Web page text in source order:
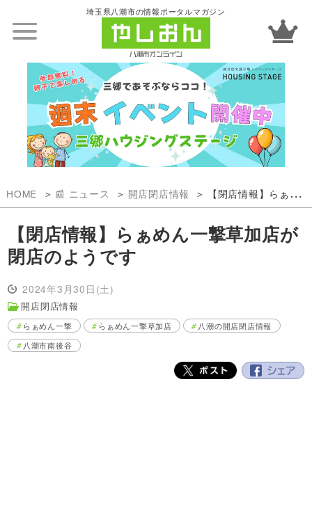
埼玉県八潮市の情報ポータルマガジン
HOME 📰 ニュース 開店閉店情報 【閉店情報】らぁめん一撃草加店が閉店のようです
【閉店情報】らぁめん一撃草加店が
閉店のようです
2024年3月30日(土)
開店閉店情報
らぁめん一撃 らぁめん一撃草加店
八潮の開店閉店情報
八潮市南後谷